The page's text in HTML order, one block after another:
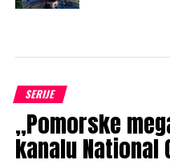
SERIJE
„Pomorske
kanalu National